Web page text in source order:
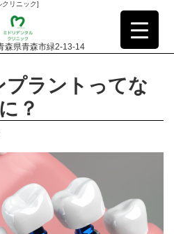
リニック]
森県青森市緑2-13-14
プラントってな
に？